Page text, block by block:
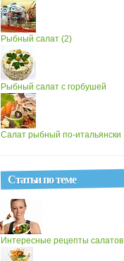
Рыбный салат (2)
Рыбный салат с горбушей
Салат рыбный по-итальянски
Статьи по теме
Интересные рецепты салатов